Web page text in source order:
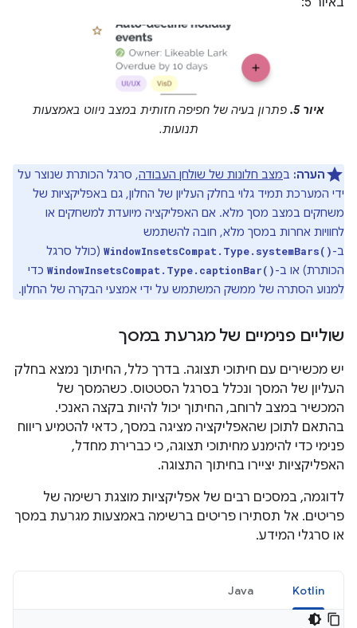
איור 5.
פתרון בעיה של חפיפה חזותית במצב ניווט באמצעות
תנועות.
הערה: במצב חלונות של שולחן העבודה, סרגל הכותרת שנוצר על
ידי המערכת תמיד גלוי בחלק העליון של החלון, גם באפליקציות של
משחקים במצב מסך מלא. אם האפליקציה מיועדת למשחקים או
לחוויות אחרות במסך מלא, חובה להשתמש
ב-WindowInsetsCompat.Type.systemBars() (כולל סרגל
הכותרת) או ב-WindowInsetsCompat.Type.captionBar() כדי
למנוע הסתרה של ממשק המשתמש על ידי אמצעי הבקרה של החלון.
שוליים פנימיים של מגרעת במסך
יש מכשירים עם חיתוכי תצוגה. בדרך כלל, החיתוך נמצא בחלק
העליון של המסך ונכלל בסרגל הסטטוס. כשהמסך של
המכשיר במצב לרוחב, החיתוך יכול להיות בקצה האנכי.
בהתאם לתוכן שהאפליקציה מציגה במסך, כדאי להטמיע ריווח
פנימי כדי להימנע מחיתוכי תצוגה, כי כברירת מחדל,
האפליקציות יציירו בחיתוך התצוגה.
לדוגמה, במסכים רבים של אפליקציות מוצגת רשימה של
פריטים. אל תסתירו פריטים ברשימה באמצעות מגרעת במסך
או סרגלי המידע.
Kotlin
Java